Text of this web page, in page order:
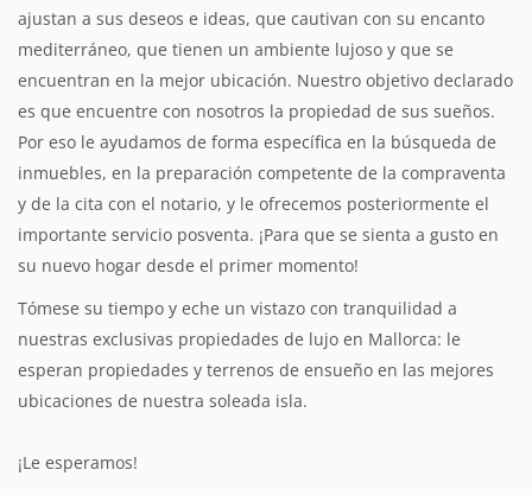
ajustan a sus deseos e ideas, que cautivan con su encanto
mediterráneo, que tienen un ambiente lujoso y que se
encuentran en la mejor ubicación. Nuestro objetivo declarado
es que encuentre con nosotros la propiedad de sus sueños.
Por eso le ayudamos de forma específica en la búsqueda de
inmuebles, en la preparación competente de la compraventa
y de la cita con el notario, y le ofrecemos posteriormente el
importante servicio posventa. ¡Para que se sienta a gusto en
su nuevo hogar desde el primer momento!
Tómese su tiempo y eche un vistazo con tranquilidad a
nuestras exclusivas propiedades de lujo en Mallorca: le
esperan propiedades y terrenos de ensueño en las mejores
ubicaciones de nuestra soleada isla.
¡Le esperamos!